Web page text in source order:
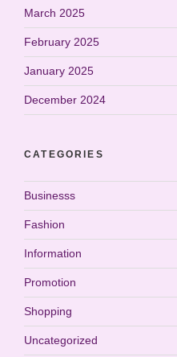
March 2025
February 2025
January 2025
December 2024
CATEGORIES
Businesss
Fashion
Information
Promotion
Shopping
Uncategorized